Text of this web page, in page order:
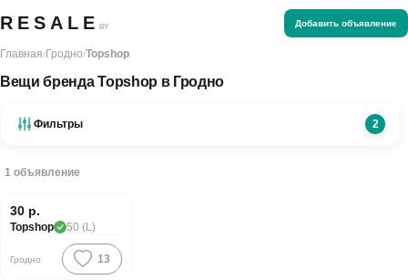
RESALE BY Добавить объявление
Главная/Гродно/Topshop
Вещи бренда Topshop в Гродно
Фильтры 2
1 объявление
Хорошая цена
30 р.
Topshop 50 (L)
Гродно 13